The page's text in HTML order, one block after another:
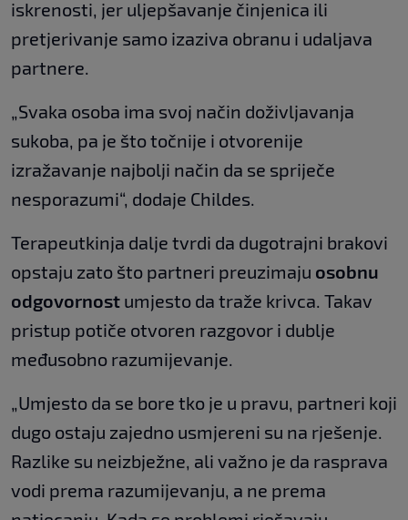
iskrenosti, jer uljepšavanje činjenica ili
pretjerivanje samo izaziva obranu i udaljava
partnere.
„Svaka osoba ima svoj način doživljavanja
sukoba, pa je što točnije i otvorenije
izražavanje najbolji način da se spriječe
nesporazumi“, dodaje Childes.
Terapeutkinja dalje tvrdi da dugotrajni brakovi
opstaju zato što partneri preuzimaju osobnu
odgovornost umjesto da traže krivca. Takav
pristup potiče otvoren razgovor i dublje
međusobno razumijevanje.
„Umjesto da se bore tko je u pravu, partneri koji
dugo ostaju zajedno usmjereni su na rješenje.
Razlike su neizbježne, ali važno je da rasprava
vodi prema razumijevanju, a ne prema